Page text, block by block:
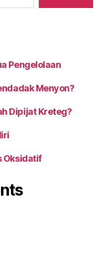
Pengelolaan
Menyon?
Dipijat Kreteg?
Oksidatif